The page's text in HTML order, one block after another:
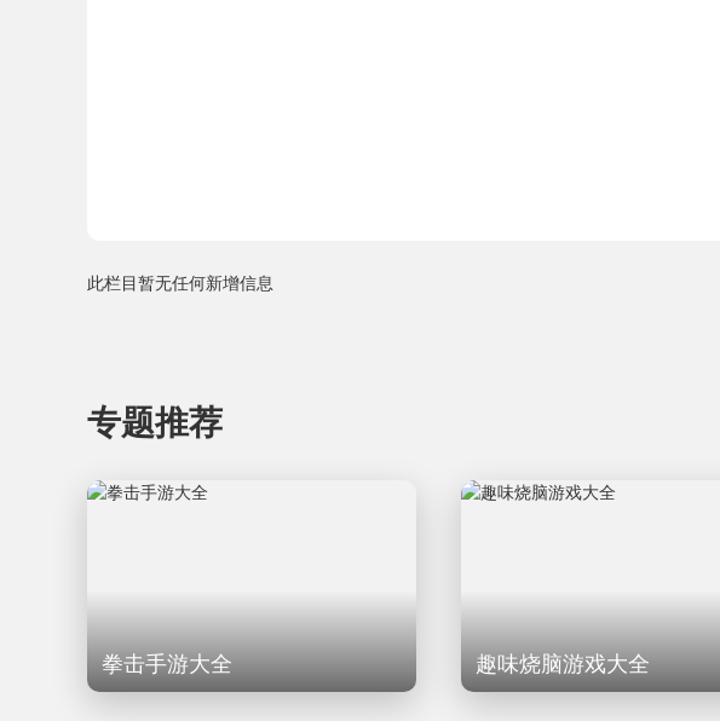
此栏目暂无任何新增信息
专题推荐
拳击手游大全 趣味烧脑游戏大全